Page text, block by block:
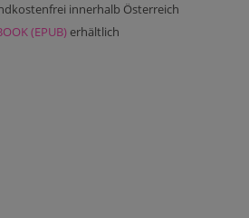
innerhalb Österreich
(EPUB) erhältlich